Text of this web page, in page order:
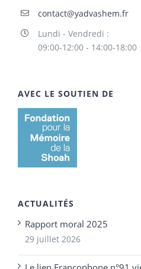
contact@yadvashem.fr
Lundi - Vendredi :
09:00-12:00 - 14:00-18:00
AVEC LE SOUTIEN DE
ACTUALITÉS
Rapport moral 2025
29 juillet 2026